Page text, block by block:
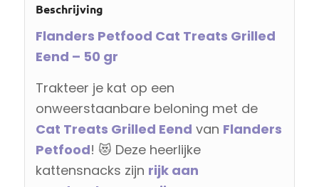
Beschrijving
Flanders Petfood Cat Treats Grilled
Eend – 50 gr
Trakteer je kat op een
onweerstaanbare beloning met de
Cat Treats Grilled Eend van Flanders
Petfood! 😻 Deze heerlijke
kattensnacks zijn rijk aan